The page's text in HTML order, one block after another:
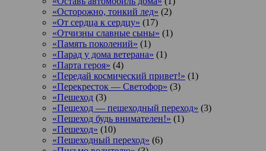
«Осторожно, тонкий лед» (2)
«От сердца к сердцу» (17)
«Отчизны славные сыны» (1)
«Память поколений» (1)
«Парад у дома ветерана» (1)
«Парта героя» (4)
«Передай космический привет!» (1)
«Перекресток — Светофор» (3)
«Пешеход (3)
«Пешеход — пешеходный переход» (3)
«Пешеход будь внимателен!» (1)
«Пешеход» (10)
«Пешеходный переход» (6)